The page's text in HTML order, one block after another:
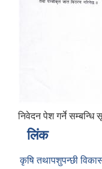
निवेदन पेश गर्ने सम्बन्धि
लिंक
कृषि तथापशुपन्छी